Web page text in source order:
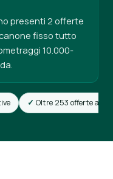
presenti 2 offerte
fisso tutto
10.000-
Oltre 253 offerte attive